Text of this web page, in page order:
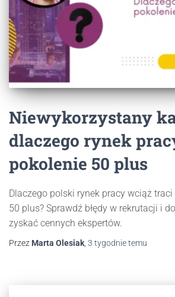
Niewykorzystany
dlaczego rynek
pokolenie 50 plus
Dlaczego polski rynek pracy wciąż
50 plus? Sprawdź błędy w rekrutacji i
zyskać cennych ekspertów.
Przez Marta Olesiak, 3 tygodnietemu